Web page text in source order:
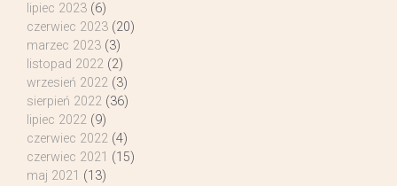
lipiec 2023 (6)
czerwiec 2023 (20)
marzec 2023 (3)
listopad 2022 (2)
wrzesień 2022 (3)
sierpień 2022 (36)
lipiec 2022 (9)
czerwiec 2022 (4)
czerwiec 2021 (15)
maj 2021 (13)